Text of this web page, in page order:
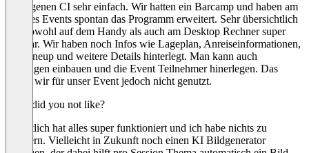
das eigenen CI sehr einfach. Wir hatten ein Barcamp und haben am
Tag des Events spontan das Programm erweitert. Sehr übersichtlich
und sowohl auf dem Handy als auch am Desktop Rechner super
nutzbar. Wir haben noch Infos wie Lageplan, Anreiseinformationen,
das Lineup und weitere Details hinterlegt. Man kann auch
Umfragen einbauen und die Event Teilnehmer hinerlegen. Das
haben wir für unser Event jedoch nicht genutzt.
What did you not like?
Eigentlich hat alles super funktioniert und ich habe nichts zu
meckern. Vielleicht in Zukunft noch einen KI Bildgenerator